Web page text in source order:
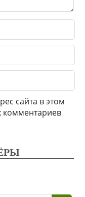
сайта в этом
комментариев